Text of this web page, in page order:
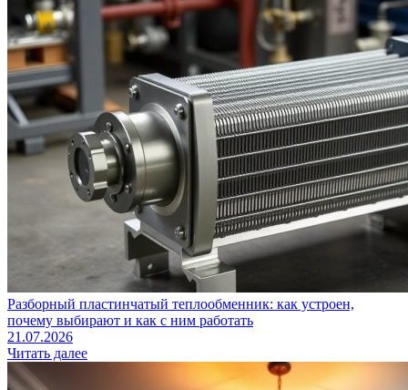
Разборный пластинчатый теплообменник: как устроен,
почему выбирают и как с ним работать
21.07.2026
Читать далее